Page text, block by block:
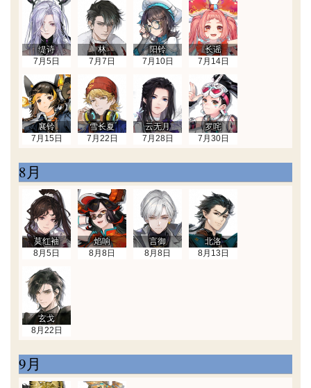
缇诗
7月5日
林
7月7日
阳铃
7月10日
长谣
7月14日
襄铃
7月15日
雪长夏
7月22日
云无月
7月28日
罗咤
7月30日
8月
莫红袖
8月5日
焰响
8月8日
言御
8月8日
北洛
8月13日
玄戈
8月22日
9月